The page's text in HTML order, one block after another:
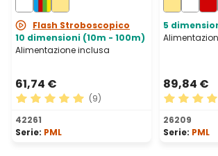
prolungabile
Flash Stroboscopico
10 dimensioni (10m - 100m)
Alimentazione inclusa
61,74 €
Valutazione media di 5 su 5 stelle
(9)
42261
Serie: PML
5
89,84 €
26209
Serie: PML